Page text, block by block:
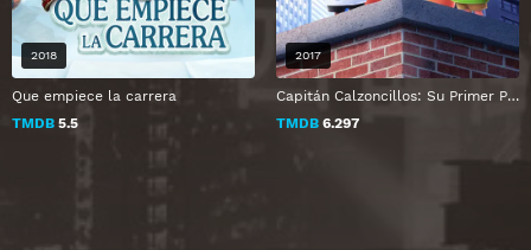
Que empiece la carrera
TMDB 5.5
2018
Capitán Calzoncillos: Su Primer Peliculón
TMDB 6.297
2017